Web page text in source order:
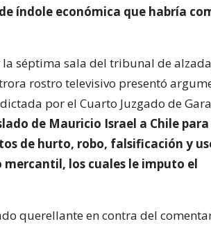
índole económica que habría
séptima sala del tribunal de
rostro televisivo presentó
por el Cuarto Juzgado de
de Mauricio Israel a Chile
de hurto, robo, falsificación y
los cuales le imputo el
querellante en contra del